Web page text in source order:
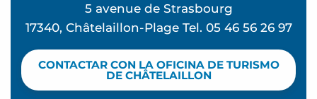
Calligraphie et peinture japonaises autour de
Les bébés lecteurs - Nouveauté 2026
Le train des mots - Nouveauté 2026
Club de lecture "L'Oreille Kili"
Les bébés lecteurs - Nouveauté 2026
5 avenue de Strasbourg
17340, Châtelaillon-Plage Tel. 05 46 56 26 97
CONTACTAR CON LA OFICINA DE TURISMO
DE CHÂTELAILLON